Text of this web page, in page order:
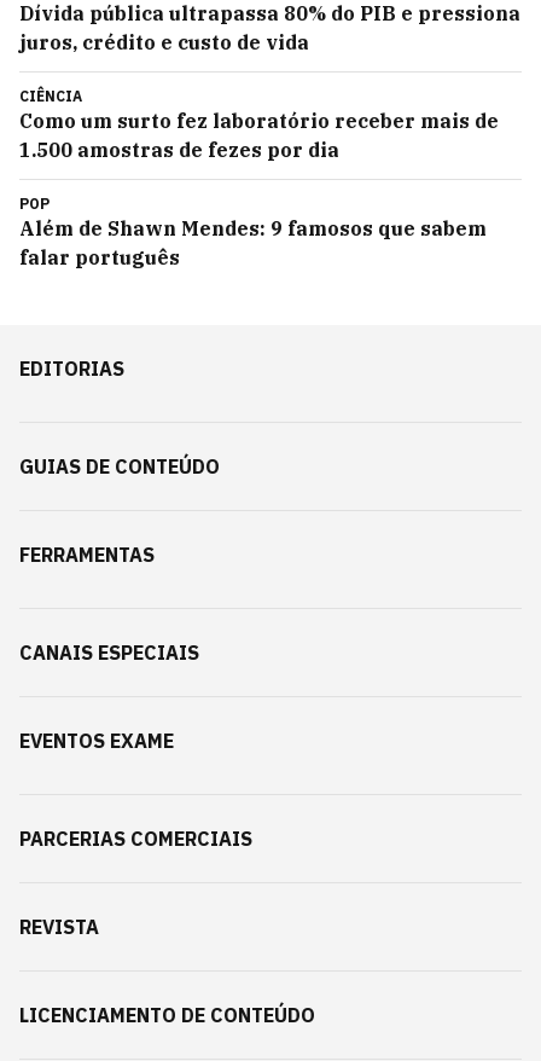
Dívida pública ultrapassa 80% do PIB e pressiona
juros, crédito e custo de vida
CIÊNCIA
Como um surto fez laboratório receber mais de
1.500 amostras de fezes por dia
POP
Além de Shawn Mendes: 9 famosos que sabem
falar português
EDITORIAS
GUIAS DE CONTEÚDO
FERRAMENTAS
CANAIS ESPECIAIS
EVENTOS EXAME
PARCERIAS COMERCIAIS
REVISTA
LICENCIAMENTO DE CONTEÚDO